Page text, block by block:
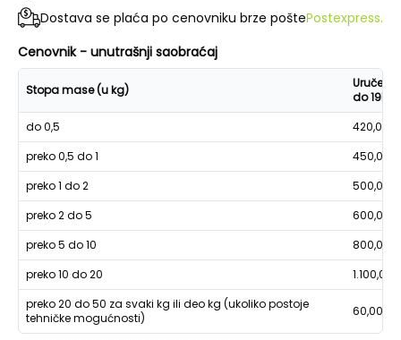
Dostava se plaća po cenovniku brze poštePostexpress.
Cenovnik - unutrašnji saobraćaj
Stopa mase (u kg)
Uručenje
do 19h
do 0,5
420,00
preko 0,5 do 1
450,00
preko 1 do 2
500,00
preko 2 do 5
600,00
preko 5 do 10
800,00
preko 10 do 20
1.100,00
preko 20 do 50 za svaki kg ili deo kg (ukoliko postoje
tehničke mogućnosti)
60,00